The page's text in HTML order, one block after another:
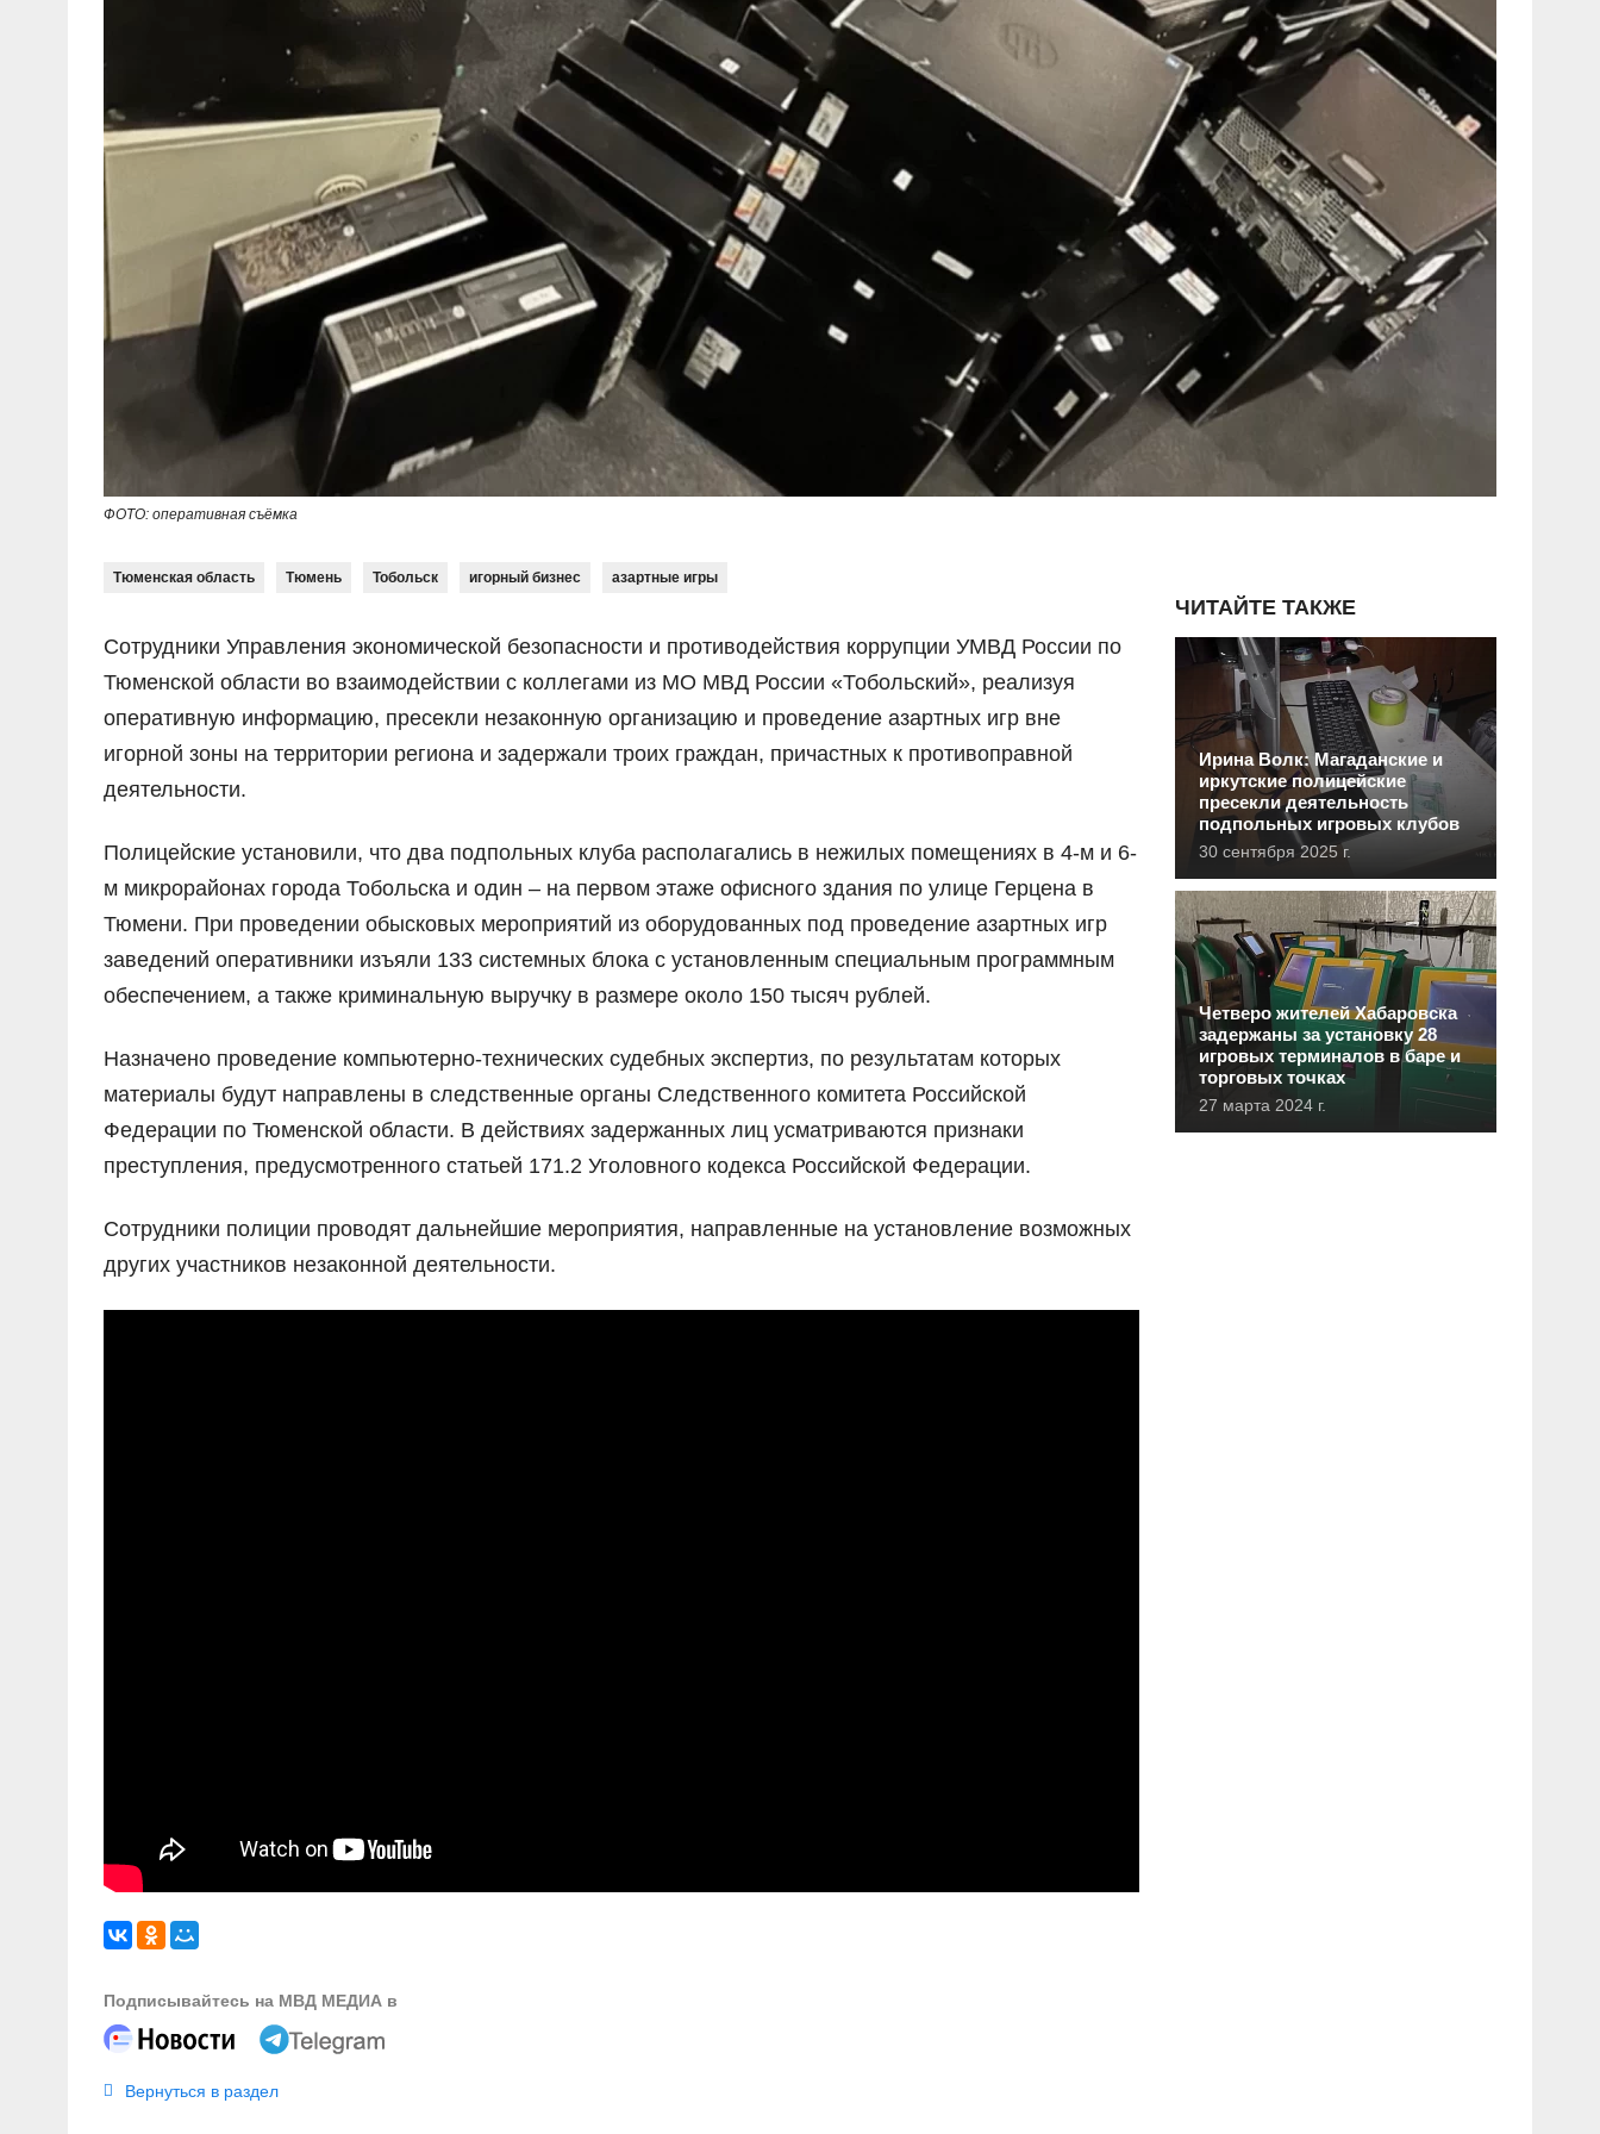
ФОТО: оперативная съёмка
Тюменская область Тюмень Тобольск игорный бизнес азартные игры
Сотрудники Управления экономической безопасности и противодействия коррупции УМВД России по
Тюменской области во взаимодействии с коллегами из МО МВД России «Тобольский», реализуя
оперативную информацию, пресекли незаконную организацию и проведение азартных игр вне
игорной зоны на территории региона и задержали троих граждан, причастных к противоправной
деятельности.
Полицейские установили, что два подпольных клуба располагались в нежилых помещениях в 4-м и 6-
м микрорайонах города Тобольска и один – на первом этаже офисного здания по улице Герцена в
Тюмени. При проведении обысковых мероприятий из оборудованных под проведение азартных игр
заведений оперативники изъяли 133 системных блока с установленным специальным программным
обеспечением, а также криминальную выручку в размере около 150 тысяч рублей.
Назначено проведение компьютерно-технических судебных экспертиз, по результатам которых
материалы будут направлены в следственные органы Следственного комитета Российской
Федерации по Тюменской области. В действиях задержанных лиц усматриваются признаки
преступления, предусмотренного статьей 171.2 Уголовного кодекса Российской Федерации.
Сотрудники полиции проводят дальнейшие мероприятия, направленные на установление возможных
других участников незаконной деятельности.
Подписывайтесь на МВД МЕДИА в
Вернуться в раздел
ЧИТАЙТЕ ТАКЖЕ
Ирина Волк: Магаданские и
иркутские полицейские
пресекли деятельность
подпольных игровых клубов
30 сентября 2025 г.
Четверо жителей Хабаровска
задержаны за установку 28
игровых терминалов в баре и
торговых точках
27 марта 2024 г.